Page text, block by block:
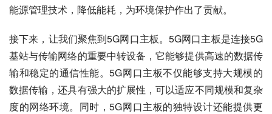
能源管理技术，降低能耗，为环境保护作出了贡献。
接下来，让我们聚焦到5G网口主板。5G网口主板是连接5G
基站与传输网络的重要中转设备，它能够提供高速的数据传
输和稳定的通信性能。5G网口主板不仅能够支持大规模的
数据传输，还具有强大的扩展性，可以适应不同规模和复杂
度的网络环境。同时，5G网口主板的独特设计还能提供更